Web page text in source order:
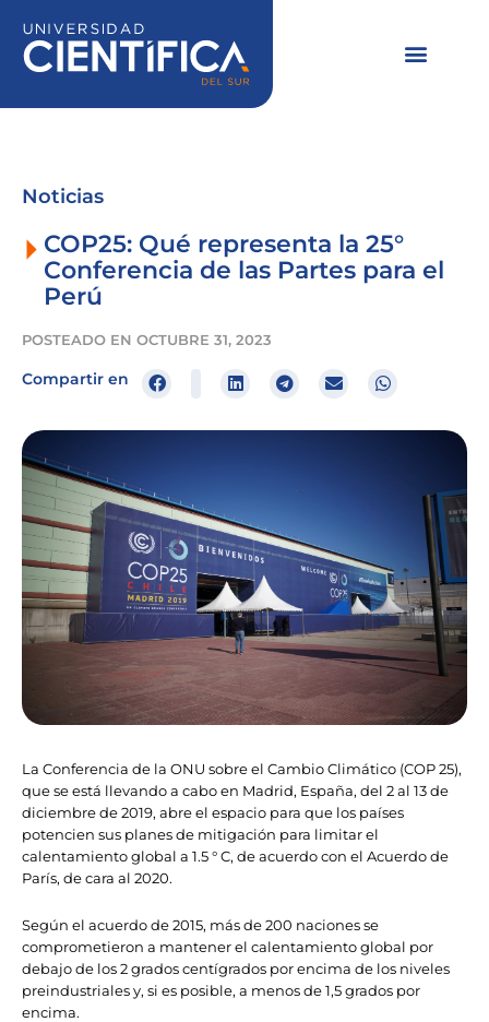
contenido
Noticias
COP25: Qué representa la 25°
Conferencia de las Partes para el
Perú
POSTEADO EN OCTUBRE 31, 2023
Compartir en
La Conferencia de la ONU sobre el Cambio Climático (COP 25),
que se está llevando a cabo en Madrid, España, del 2 al 13 de
diciembre de 2019, abre el espacio para que los países
potencien sus planes de mitigación para limitar el
calentamiento global a 1.5 ° C, de acuerdo con el Acuerdo de
París, de cara al 2020.
Según el acuerdo de 2015, más de 200 naciones se
comprometieron a mantener el calentamiento global por
debajo de los 2 grados centígrados por encima de los niveles
preindustriales y, si es posible, a menos de 1,5 grados por
encima.